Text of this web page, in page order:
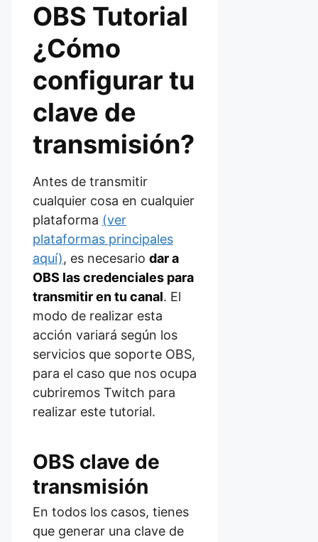
OBS Tutorial
¿Cómo
configurar tu
clave de
transmisión?
Antes de transmitir
cualquier cosa en cualquier
plataforma (ver
plataformas principales
aquí), es necesario dar a
OBS las credenciales para
transmitir en tu canal. El
modo de realizar esta
acción variará según los
servicios que soporte OBS,
para el caso que nos ocupa
cubriremos Twitch para
realizar este tutorial.
OBS clave de
transmisión
En todos los casos, tienes
que generar una clave de